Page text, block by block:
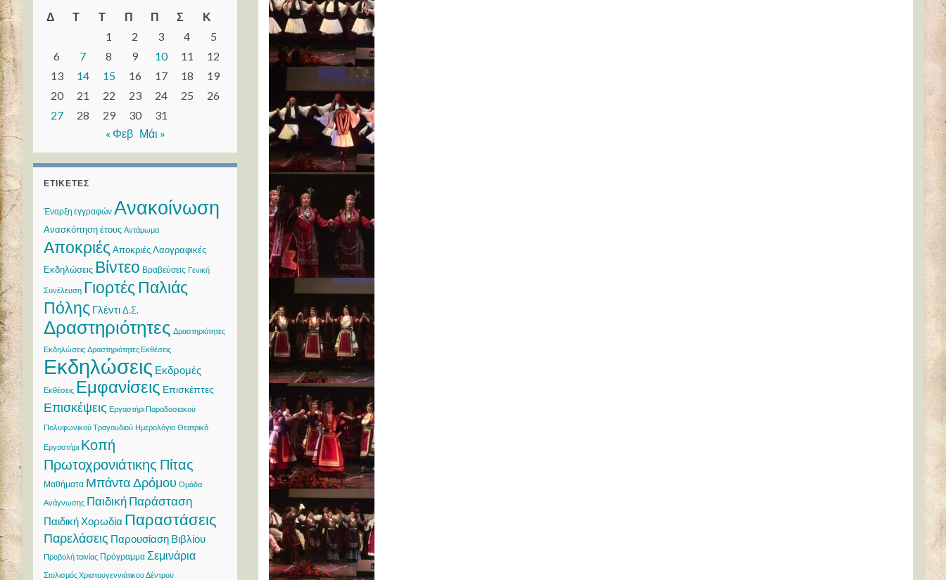
Δ
Τ Τ Π Π Σ
Κ
1
2 3 4
5
6
7 8 9 10 11
12
13
14 15 16 17 18
19
20
21 22 23 24 25
26
27
28 29 30
31
« Φεβ Μάι »
ΕΤΙΚΈΤΕΣ
Έναρξη εγγραφών Ανακοίνωση
Ανασκόπηση έτους Αντάμωμα
Αποκριές Αποκριές Λαογραφικές
Εκδηλώσεις Βίντεο Βραβεύσεις Γενική
Συνέλευση Γιορτές Παλιάς
Πόλης ΓλέντιΔ.Σ.
Δραστηριότητες Δραστηριότητες
Εκδηλώσεις Δραστηριότητες Εκθέσεις
Εκδηλώσεις Εκδρομές
Εκθέσεις Εμφανίσεις Επισκέπτες
Επισκέψεις Εργαστήρι Παραδοσιακού
Πολυφωνικού Τραγουδιού Ημερολόγιο Θεατρικό
Εργαστήρι Κοπή
Πρωτοχρονιάτικης Πίτας
Μαθήματα Μπάντα Δρόμου Ομάδα
Ανάγνωσης Παιδική Παράσταση
Παιδική Χορωδία Παραστάσεις
Παρελάσεις Παρουσίαση Βιβλίου
Προβολή ταινίας Πρόγραμμα Σεμινάρια
Στολισμός Χριστουγεννιάτικου Δέντρου